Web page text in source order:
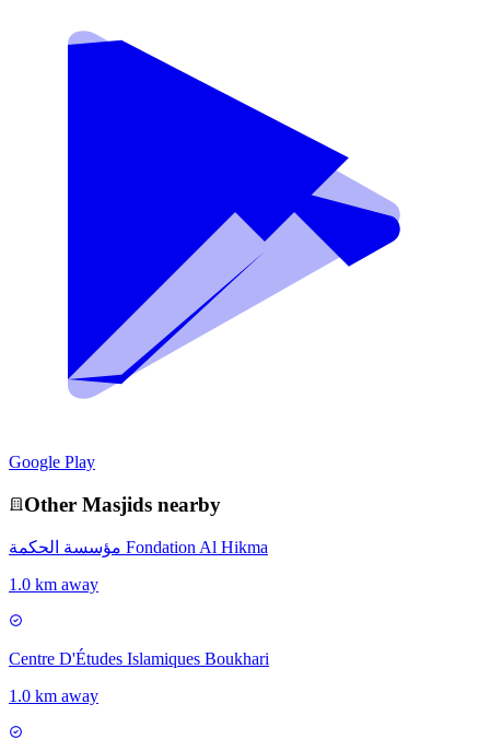
Google Play
Other Masjids nearby
مؤسسة الحكمة Fondation Al Hikma
1.0 km away
Centre D'Études Islamiques Boukhari
1.0 km away